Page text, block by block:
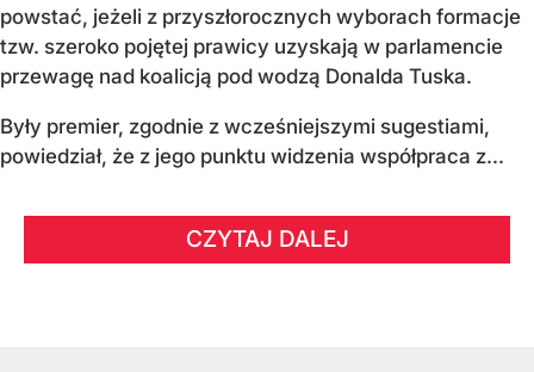
powstać, jeżeli z przyszłorocznych wyborach formacje
tzw. szeroko pojętej prawicy uzyskają w parlamencie
przewagę nad koalicją pod wodzą Donalda Tuska.
Były premier, zgodnie z wcześniejszymi sugestiami,
powiedział, że z jego punktu widzenia współpraca z...
CZYTAJ DALEJ